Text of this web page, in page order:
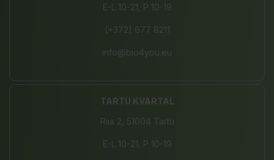
E-L 10-21, P 10-19
(+372) 677 8211
info@bio4you.eu
TARTU KVARTAL
Riia 2, 51004 Tartu
E-L 10-21, P 10-19